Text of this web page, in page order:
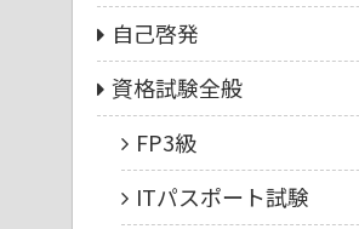
自己啓発
資格試験全般
FP3級
ITパスポート試験